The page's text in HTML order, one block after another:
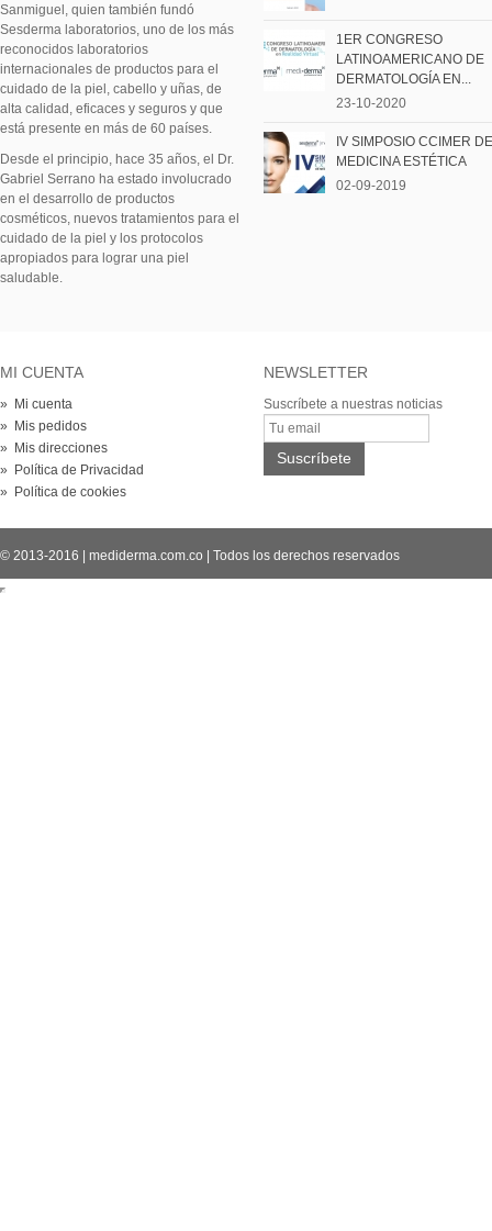
Sanmiguel, quien también fundó
Sesderma laboratorios, uno de los más
reconocidos laboratorios
internacionales de productos para el
cuidado de la piel, cabello y uñas, de
alta calidad, eficaces y seguros y que
está presente en más de 60 países.
Desde el principio, hace 35 años, el Dr.
Gabriel Serrano ha estado involucrado
en el desarrollo de productos
cosméticos, nuevos tratamientos para el
cuidado de la piel y los protocolos
apropiados para lograr una piel
saludable.
1ER CONGRESO
LATINOAMERICANO DE
DERMATOLOGÍA EN...
23-10-2020
IV SIMPOSIO CCIMER DE
MEDICINA ESTÉTICA
02-09-2019
MI CUENTA
» Mi cuenta
» Mis pedidos
» Mis direcciones
» Política de Privacidad
» Política de cookies
NEWSLETTER
Suscríbete a nuestras noticias
© 2013-2016 mediderma.com.co Todos los derechos reservados